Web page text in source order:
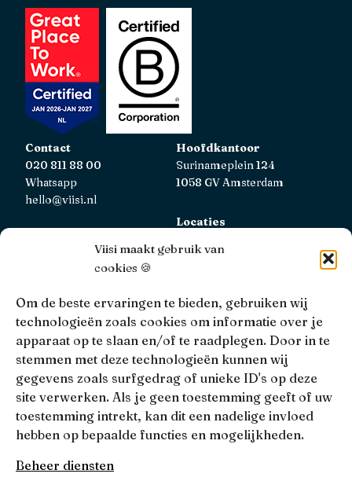
Viisi maakt gebruik van
cookies 🍪
Om de beste ervaringen te bieden, gebruiken wij
technologieën zoals cookies om informatie over je
apparaat op te slaan en/of te raadplegen. Door in te
stemmen met deze technologieën kunnen wij
gegevens zoals surfgedrag of unieke ID's op deze
site verwerken. Als je geen toestemming geeft of uw
toestemming intrekt, kan dit een nadelige invloed
hebben op bepaalde functies en mogelijkheden.
Beheer diensten
Contact
020 811 88 00
Whatsapp
hello@viisi.nl
Hoofdkantoor
Surinameplein 124
1058 GV Amsterdam
Locaties
Viisi Hypotheken is geregistreerd bij de AFM.
Registratienummer: 12039833
KiFiD
Niet tevreden over onze interne klachtbehandeling, dan
kun je terecht bijKiFiD.
• 4.9 •